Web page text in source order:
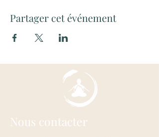
Partager cet événement
Nous contacter